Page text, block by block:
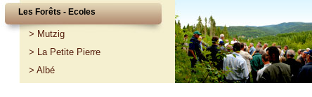
Les Forêts - Ecoles
> Mutzig
> La Petite Pierre
> Albé